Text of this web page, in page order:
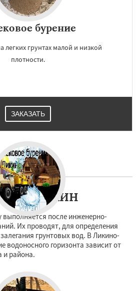
бурение
легких грунтах малой и низкой
плотности.
ЗАКАЗАТЬ
СКВАЖИН
выполняется после инженерно-
Их проводят, для определения
грунтовых вод. В Ликино-
водоносного горизонта зависит от
и района.